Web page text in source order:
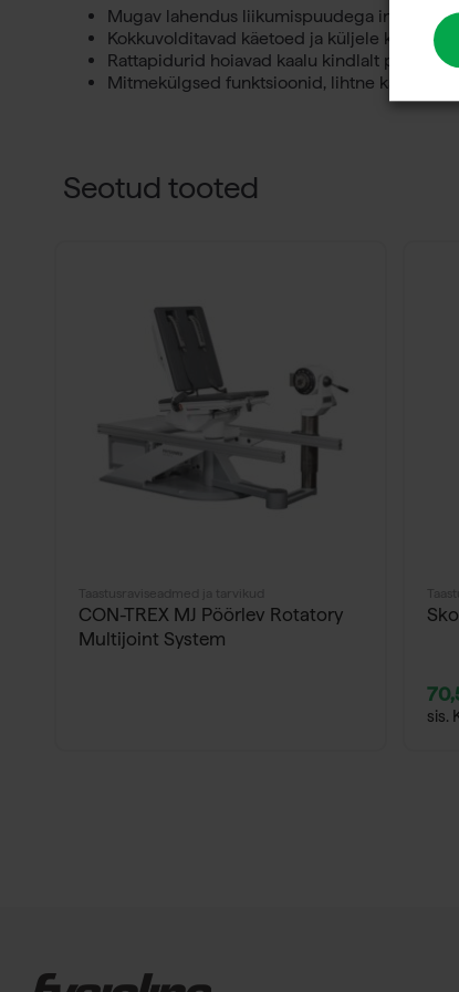
Mugav lahendus liikumispuudega inimestele
Kokkuvolditavad käetoed ja küljele
Rattapidurid hoiavad kaalu kindlalt paigal
Mitmekülgsed funktsioonid, lihtne kasutada
Seotud tooted
Taastusraviseadmed ja tarvikud
CON-TREX MJ Pöörlev Rotatory
Multijoint System
sis.